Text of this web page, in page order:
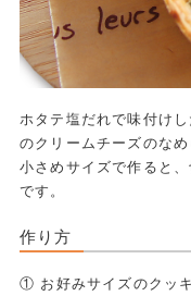
ホタテ塩だれで味付け
のクリームチーズのな
小さめサイズで作ると
です。
作り方
① お好みサイズのクッ